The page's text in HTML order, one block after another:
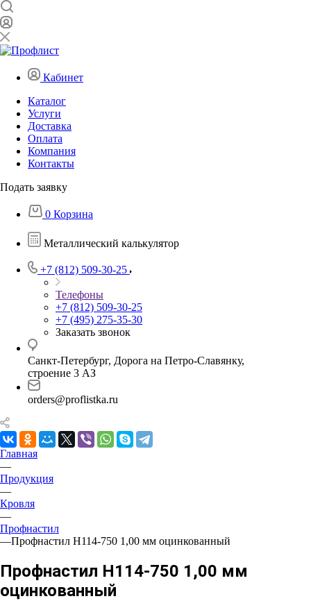
Кабинет
Каталог
Услуги
Доставка
Оплата
Компания
Контакты
Подать заявку
0 Корзина
Металлический калькулятор
+7 (812) 509-30-25
Телефоны
+7 (812) 509-30-25
+7 (495) 275-35-30
Заказать звонок
Санкт-Петербург, Дорога на Петро-Славянку,
строение 3 АЗ
orders@proflistka.ru
Главная
—
Продукция
—
Кровля
—
Профнастил
—Профнастил H114-750 1,00 мм оцинкованный
Профнастил H114-750 1,00 мм
оцинкованный